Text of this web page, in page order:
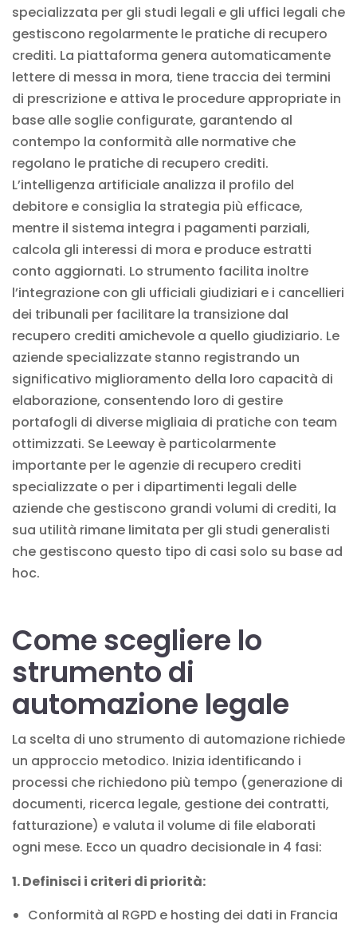
specializzata per gli studi legali e gli uffici legali che
gestiscono regolarmente le pratiche di recupero
crediti. La piattaforma genera automaticamente
lettere di messa in mora, tiene traccia dei termini
di prescrizione e attiva le procedure appropriate in
base alle soglie configurate, garantendo al
contempo la conformità alle normative che
regolano le pratiche di recupero crediti.
L’intelligenza artificiale analizza il profilo del
debitore e consiglia la strategia più efficace,
mentre il sistema integra i pagamenti parziali,
calcola gli interessi di mora e produce estratti
conto aggiornati. Lo strumento facilita inoltre
l’integrazione con gli ufficiali giudiziari e i cancellieri
dei tribunali per facilitare la transizione dal
recupero crediti amichevole a quello giudiziario. Le
aziende specializzate stanno registrando un
significativo miglioramento della loro capacità di
elaborazione, consentendo loro di gestire
portafogli di diverse migliaia di pratiche con team
ottimizzati. Se Leeway è particolarmente
importante per le agenzie di recupero crediti
specializzate o per i dipartimenti legali delle
aziende che gestiscono grandi volumi di crediti, la
sua utilità rimane limitata per gli studi generalisti
che gestiscono questo tipo di casi solo su base ad
hoc.
Come scegliere lo
strumento di
automazione legale
La scelta di uno strumento di automazione richiede
un approccio metodico. Inizia identificando i
processi che richiedono più tempo (generazione di
documenti, ricerca legale, gestione dei contratti,
fatturazione) e valuta il volume di file elaborati
ogni mese. Ecco un quadro decisionale in 4 fasi:
1. Definisci i criteri di priorità:
Conformità al RGPD e hosting dei dati in Francia